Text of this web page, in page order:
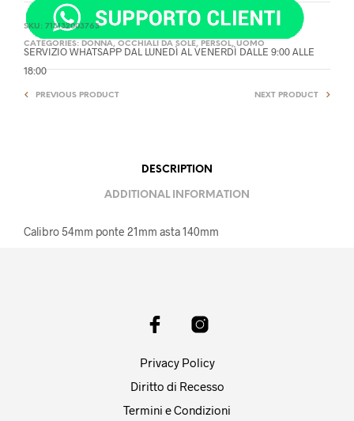
SERVIZIO WHATSAPP DAL LUNEDÌ AL VENERDÌ DALLE 9:00 ALLE
18:00
SKU: 713132003763
CATEGORIES: DONNA, OCCHIALI DA SOLE, PERSOL,UOMO
PREVIOUS PRODUCT NEXT PRODUCT
DESCRIPTION
ADDITIONAL INFORMATION
Calibro 54mm ponte 21mm asta 140mm
Privacy Policy
Diritto di Recesso
Termini e Condizioni